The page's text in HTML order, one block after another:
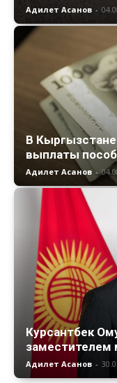
Адилет Асанов -
В
выплаты
Адилет Асанов -
Курсантбек
заместителем
Адилет Асанов -